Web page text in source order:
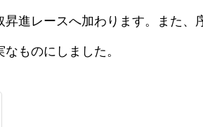
進レースへ加わります。また、
ものにしました。